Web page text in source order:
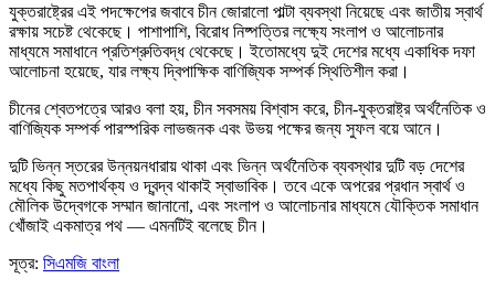
যুক্তরাষ্ট্রের এই পদক্ষেপের জবাবে চীন জোরালো পাল্টা ব্যবস্থা নিয়েছে এবং জাতীয় স্বার্থ
রক্ষায় সচেষ্ট থেকেছে। পাশাপাশি, বিরোধ নিষ্পত্তির লক্ষ্যে সংলাপ ও আলোচনার
মাধ্যমে সমাধানে প্রতিশ্রুতিবদ্ধ থেকেছে। ইতোমধ্যে দুই দেশের মধ্যে একাধিক দফা
আলোচনা হয়েছে, যার লক্ষ্য দ্বিপাক্ষিক বাণিজ্যিক সম্পর্ক স্থিতিশীল করা।
চীনের শ্বেতপত্রে আরও বলা হয়, চীন সবসময় বিশ্বাস করে, চীন-যুক্তরাষ্ট্র অর্থনৈতিক ও
বাণিজ্যিক সম্পর্ক পারস্পরিক লাভজনক এবং উভয় পক্ষের জন্য সুফল বয়ে আনে।
দুটি ভিন্ন স্তরের উন্নয়নধারায় থাকা এবং ভিন্ন অর্থনৈতিক ব্যবস্থার দুটি বড় দেশের
মধ্যে কিছু মতপার্থক্য ও দ্বন্দ্ব থাকাই স্বাভাবিক। তবে একে অপরের প্রধান স্বার্থ ও
মৌলিক উদ্বেগকে সম্মান জানানো, এবং সংলাপ ও আলোচনার মাধ্যমে যৌক্তিক সমাধান
খোঁজাই একমাত্র পথ — এমনটিই বলেছে চীন।
সূত্র: সিএমজি বাংলা